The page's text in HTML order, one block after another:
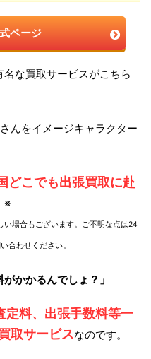
ページ
な買取サービスがこちら
んをイメージキャラクター
どこでも出張買取に赴
※
場合もございます。ご不明な点は24
合わせください。
かかるんでしょ？」
定料、出張手数料等一
取サービスなのです。